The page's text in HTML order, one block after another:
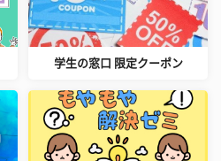
学生の窓口 限定クーポン